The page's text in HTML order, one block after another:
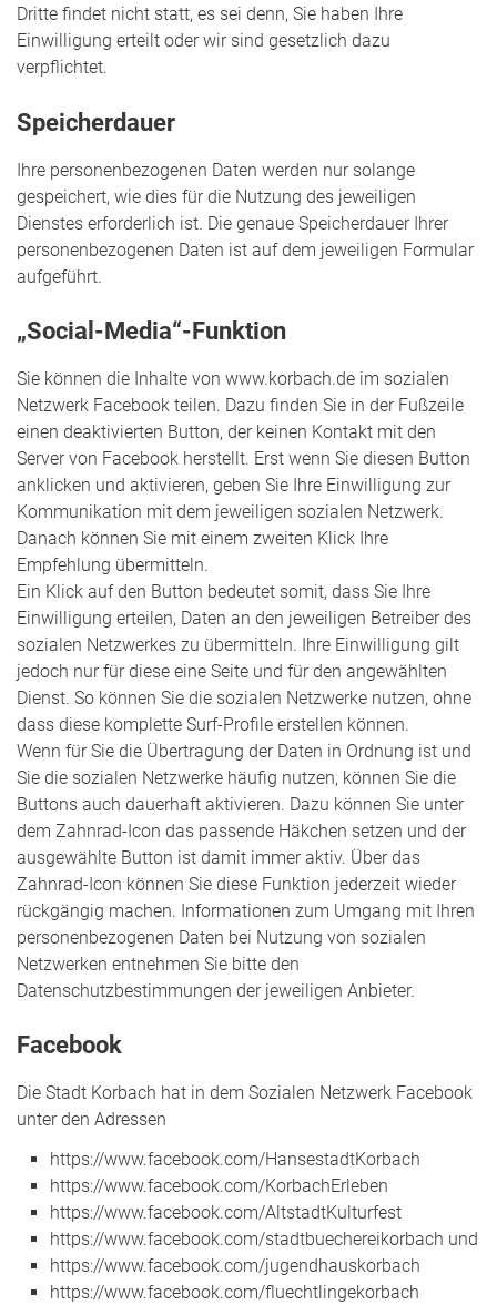
Dritte findet nicht statt, es sei denn, Sie haben Ihre
Einwilligung erteilt oder wir sind gesetzlich dazu
verpflichtet.
Speicherdauer
Ihre personenbezogenen Daten werden nur solange
gespeichert, wie dies für die Nutzung des jeweiligen
Dienstes erforderlich ist. Die genaue Speicherdauer Ihrer
personenbezogenen Daten ist auf dem jeweiligen Formular
aufgeführt.
„Social-Media“-Funktion
Sie können die Inhalte von www.korbach.de im sozialen
Netzwerk Facebook teilen. Dazu finden Sie in der Fußzeile
einen deaktivierten Button, der keinen Kontakt mit den
Server von Facebook herstellt. Erst wenn Sie diesen Button
anklicken und aktivieren, geben Sie Ihre Einwilligung zur
Kommunikation mit dem jeweiligen sozialen Netzwerk.
Danach können Sie mit einem zweiten Klick Ihre
Empfehlung übermitteln.
Ein Klick auf den Button bedeutet somit, dass Sie Ihre
Einwilligung erteilen, Daten an den jeweiligen Betreiber des
sozialen Netzwerkes zu übermitteln. Ihre Einwilligung gilt
jedoch nur für diese eine Seite und für den angewählten
Dienst. So können Sie die sozialen Netzwerke nutzen, ohne
dass diese komplette Surf-Profile erstellen können.
Wenn für Sie die Übertragung der Daten in Ordnung ist und
Sie die sozialen Netzwerke häufig nutzen, können Sie die
Buttons auch dauerhaft aktivieren. Dazu können Sie unter
dem Zahnrad-Icon das passende Häkchen setzen und der
ausgewählte Button ist damit immer aktiv. Über das
Zahnrad-Icon können Sie diese Funktion jederzeit wieder
rückgängig machen. Informationen zum Umgang mit Ihren
personenbezogenen Daten bei Nutzung von sozialen
Netzwerken entnehmen Sie bitte den
Datenschutzbestimmungen der jeweiligen Anbieter.
Facebook
Die Stadt Korbach hat in dem Sozialen Netzwerk Facebook
unter den Adressen
https://www.facebook.com/HansestadtKorbach
https://www.facebook.com/KorbachErleben
https://www.facebook.com/AltstadtKulturfest
https://www.facebook.com/stadtbuechereikorbach und
https://www.facebook.com/jugendhauskorbach
https://www.facebook.com/fluechtlingekorbach